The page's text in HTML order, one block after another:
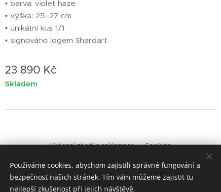
• barva: violet haze
• výška: 25–27 cm
• unikátní kus 1/1
• signováno logem Shardart
23 890 Kč
Skladem
Vrácení zboží a reklamace Cookies
Jazyky
Čeština
English
Italiano
Používáme cookies, abychom zajistili správné fungování a
bezpečnost našich stránek. Tím vám můžeme zajistit tu
nejlepší zkušenost při jejich návštěvě.